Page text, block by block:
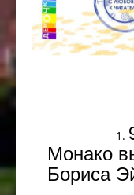
Монако
Бориса